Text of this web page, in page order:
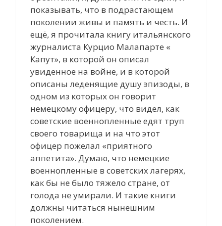
показывать, что в подрастающем
поколении живы и память и честь. И
ещё, я прочитала книгу итальянского
журналиста Курцио Малапарте «
Капут», в которой он описал
увиденное на войне, и в которой
описаны леденящие душу эпизоды, в
одном из которых он говорит
немецкому офицеру, что видел, как
советские военнопленные едят труп
своего товарища и на что этот
офицер пожелал «приятного
аппетита». Думаю, что немецкие
военнопленные в советских лагерях,
как бы не было тяжело стране, от
голода не умирали. И такие книги
должны читаться нынешним
поколением.